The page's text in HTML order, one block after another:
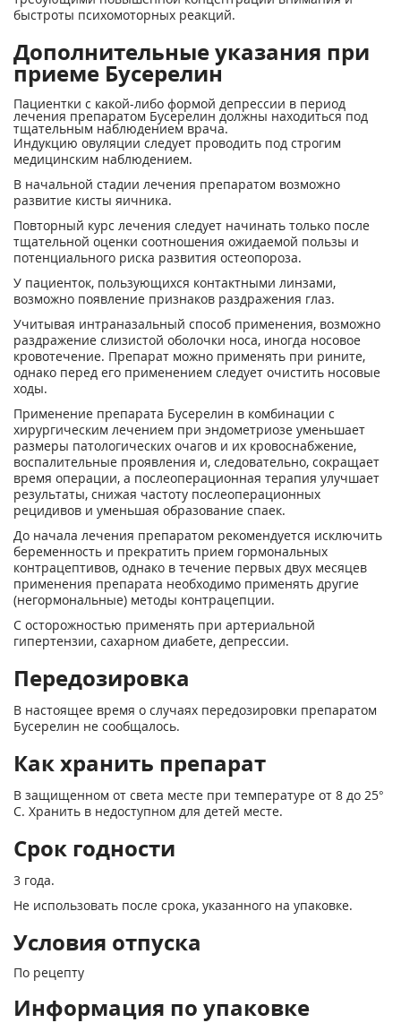
быстроты психомоторных реакций.
Дополнительные указания при
приеме Бусерелин
Пациентки с какой-либо формой депрессии в период
лечения препаратом Бусерелин должны находиться под
тщательным наблюдением врача.
Индукцию овуляции следует проводить под строгим
медицинским наблюдением.
В начальной стадии лечения препаратом возможно
развитие кисты яичника.
Повторный курс лечения следует начинать только после
тщательной оценки соотношения ожидаемой пользы и
потенциального риска развития остеопороза.
У пациенток, пользующихся контактными линзами,
возможно появление признаков раздражения глаз.
Учитывая интраназальный способ применения, возможно
раздражение слизистой оболочки носа, иногда носовое
кровотечение. Препарат можно применять при рините,
однако перед его применением следует очистить носовые
ходы.
Применение препарата Бусерелин в комбинации с
хирургическим лечением при эндометриозе уменьшает
размеры патологических очагов и их кровоснабжение,
воспалительные проявления и, следовательно, сокращает
время операции, а послеоперационная терапия улучшает
результаты, снижая частоту послеоперационных
рецидивов и уменьшая образование спаек.
До начала лечения препаратом рекомендуется исключить
беременность и прекратить прием гормональных
контрацептивов, однако в течение первых двух месяцев
применения препарата необходимо применять другие
(негормональные) методы контрацепции.
С осторожностью применять при артериальной
гипертензии, сахарном диабете, депрессии.
Передозировка
В настоящее время о случаях передозировки препаратом
Бусерелин не сообщалось.
Как хранить препарат
В защищенном от света месте при температуре от 8 до 25°
С. Хранить в недоступном для детей месте.
Срок годности
3 года.
Не использовать после срока, указанного на упаковке.
Условия отпуска
По рецепту
Информация по упаковке